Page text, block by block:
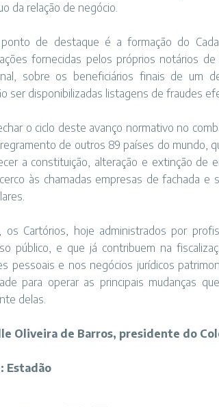
da relação de negócio.
de destaque é a formação do
fornecidas pelos próprios notários
sobre os beneficiários finais de um
ser disponibilizadas listagens de fraudes
o ciclo deste avanço normativo no
de outros 89 países do mundo,
a constituição, alteração e extinção de
às chamadas empresas de fachada e
os Cartórios, hoje administrados por
público, e que já contribuem na
pessoais e nos negócios jurídicos
para operar as principais mudanças
delas.
Oliveira de Barros, presidente do
Estadão